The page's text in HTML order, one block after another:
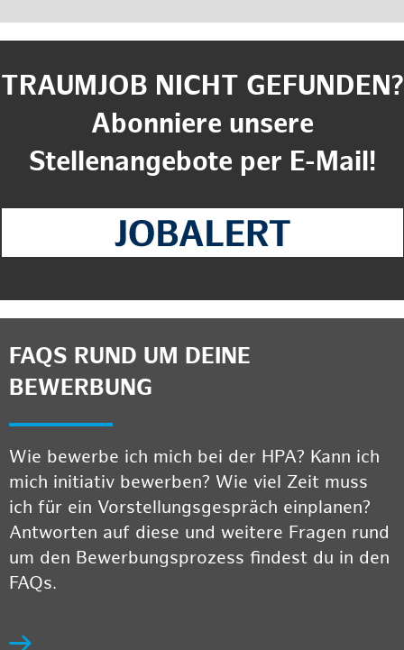
TRAUMJOB NICHT GEFUNDEN?
Abonniere unsere
Stellenangebote per E-Mail!
FAQS RUND UM DEINE
BEWERBUNG
Wie bewerbe ich mich bei der HPA? Kann ich
mich initiativ bewerben? Wie viel Zeit muss
ich für ein Vorstellungsgespräch einplanen?
Antworten auf diese und weitere Fragen rund
um den Bewerbungsprozess findest du in den
FAQs.